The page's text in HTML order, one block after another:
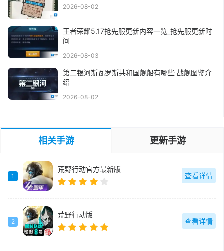
2026-08-02
王者荣耀5.17抢先服更新内容一览_抢先服更新时
间
2026-08-03
第二银河斯瓦罗斯共和国舰船有哪些 战舰图鉴介
绍
2026-08-02
相关手游 更新手游
1
荒野行动官方最新版
查看详情
2
荒野行动版
查看详情